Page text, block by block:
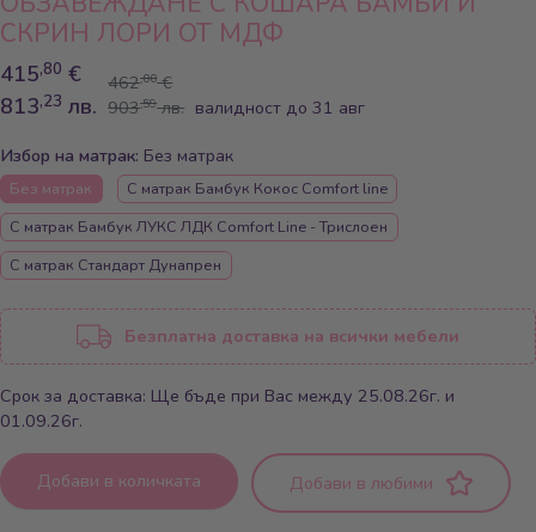
СКРИН ЛОРИ ОТ МДФ
415,80 €
813,23 лв.
462,00 €
903,59 лв. валидност до 31 авг
Избор на матрак: Без матрак
Без матрак
С матрак Бамбук Кокос Comfort line
С матрак Бамбук ЛУКС ЛДК Comfort Line - Трислоен
С матрак Стандарт Дунапрен
Безплатна доставка на всички мебели
Срок за доставка: Ще бъде при Вас между 25.08.26г. и
01.09.26г.
Добави в количката Добави в любими